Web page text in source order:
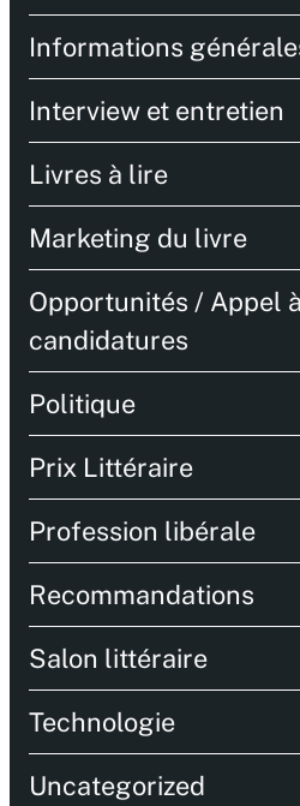
Informations
Interview et entretien
Livres à lire
Marketing du livre
Opportunités / Appel à
candidatures
Politique
Prix Littéraire
Profession libérale
Recommandations
Salon littéraire
Technologie
Uncategorized